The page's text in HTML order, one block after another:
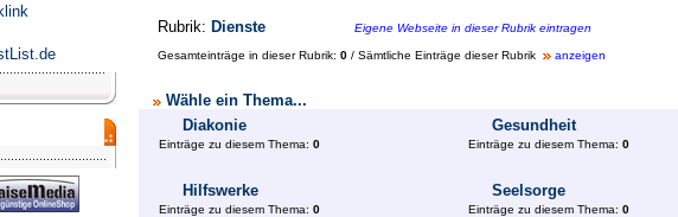
Rubrik: Dienste Eigene Webseite in dieser Rubrik eintragen
Gesamteinträge in dieser Rubrik: 0 / Sämtliche Einträge dieser Rubrik anzeigen
Wähle ein Thema...
Diakonie
Einträge zu diesem Thema: 0
Gesundheit
Einträge zu diesem Thema: 0
Hilfswerke
Einträge zu diesem Thema: 0
Seelsorge
Einträge zu diesem Thema: 0